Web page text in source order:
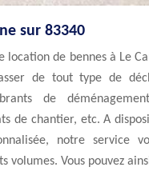
sur 83340
location de bennes à Le
de tout type de
de
de chantier, etc. A
notre service
volumes. Vous pouvez